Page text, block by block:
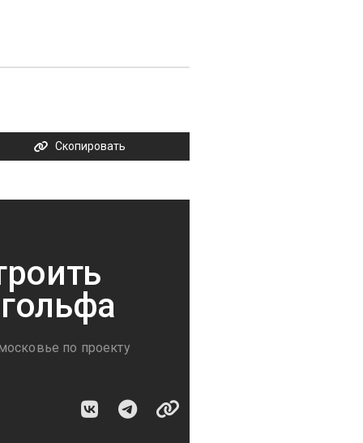
Скопировать
по проекту